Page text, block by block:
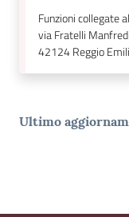
Funzioni collegate
via Fratelli
42124Reggio
Ultimo